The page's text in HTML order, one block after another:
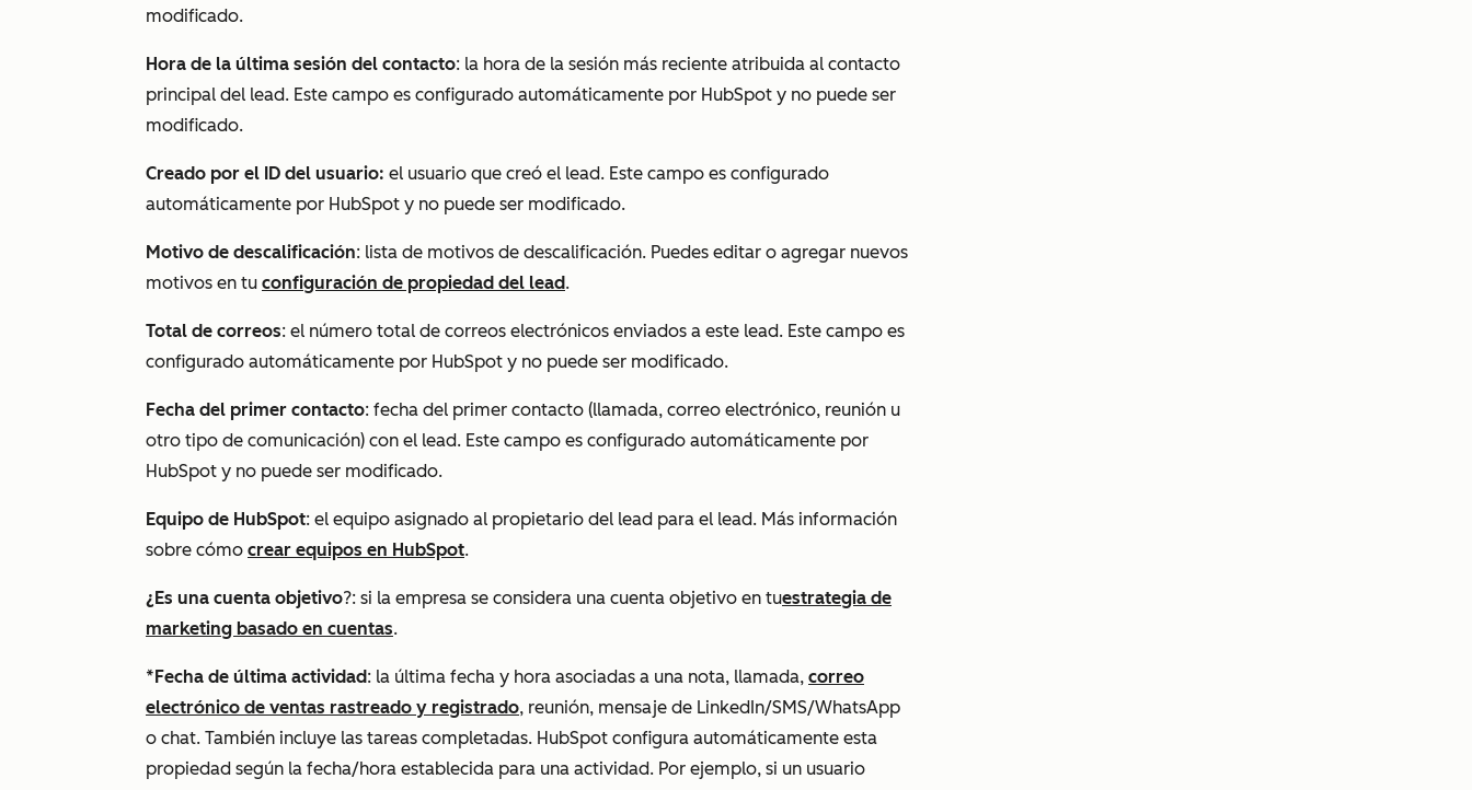
modificado.
Hora de la última sesión del contacto: la hora de la sesión más reciente atribuida al contacto
principal del lead. Este campo es configurado automáticamente por HubSpot y no puede ser
modificado.
Creado por el ID del usuario: el usuario que creó el lead. Este campo es configurado
automáticamente por HubSpot y no puede ser modificado.
Motivo de descalificación: lista de motivos de descalificación. Puedes editar o agregar nuevos
motivos en tu configuración de propiedad del lead.
Total de correos: el número total de correos electrónicos enviados a este lead. Este campo es
configurado automáticamente por HubSpot y no puede ser modificado.
Fecha del primer contacto: fecha del primer contacto (llamada, correo electrónico, reunión u
otro tipo de comunicación) con el lead. Este campo es configurado automáticamente por
HubSpot y no puede ser modificado.
Equipo de HubSpot: el equipo asignado al propietario del lead para el lead. Más información
sobre cómo crear equipos en HubSpot.
¿Es una cuenta objetivo?: si la empresa se considera una cuenta objetivo en tuestrategia de
marketing basado en cuentas.
*Fecha de última actividad: la última fecha y hora asociadas a una nota, llamada, correo
electrónico de ventas rastreado y registrado, reunión, mensaje de LinkedIn/SMS/WhatsApp
o chat. También incluye las tareas completadas. HubSpot configura automáticamente esta
propiedad según la fecha/hora establecida para una actividad. Por ejemplo, si un usuario